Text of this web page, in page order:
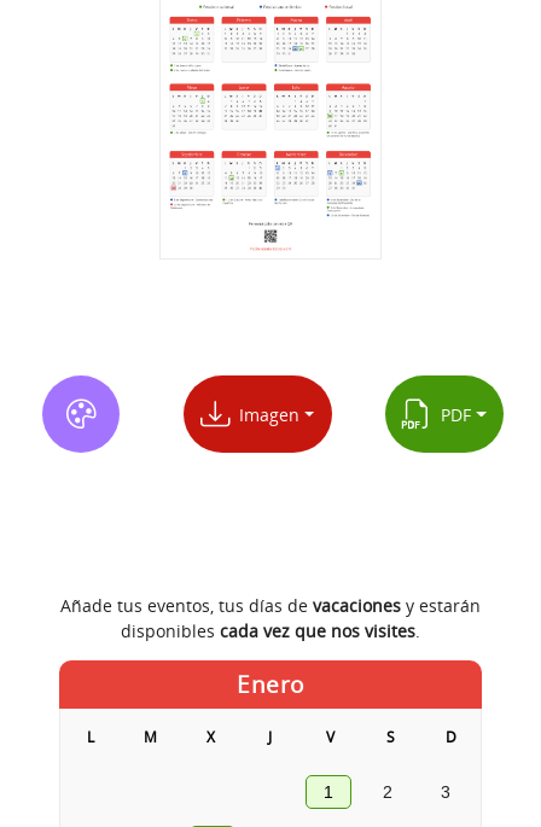
Enero
L M X J V S D
1 2 3
Añade tus eventos, tus días de vacaciones y estarán
disponibles cada vez que nos visites.
Imagen PDF